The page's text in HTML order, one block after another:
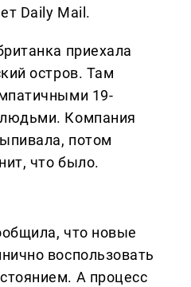
Daily Mail.
приехала
остров. Там
19-
Компания
потом
что было.
что новые
воспользовать
А процесс